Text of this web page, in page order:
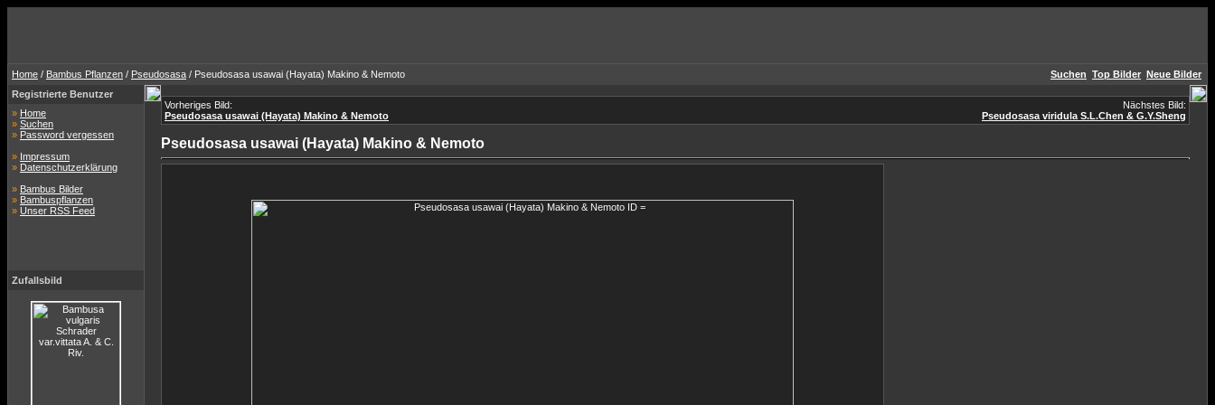
Home / Bambus Pflanzen / Pseudosasa / Pseudosasa usawai (Hayata) Makino & Nemoto Suchen Top Bilder Neue Bilder
Registrierte Benutzer
» Home
» Suchen
» Password vergessen
» Impressum
» Datenschutzerklärung
» Bambus Bilder
» Bambuspflanzen
» Unser RSS Feed
Zufallsbild
Vorheriges Bild:
Pseudosasa usawai (Hayata) Makino & Nemoto
Nächstes Bild:
Pseudosasa viridula S.L.Chen & G.Y.Sheng
Pseudosasa usawai (Hayata) Makino & Nemoto